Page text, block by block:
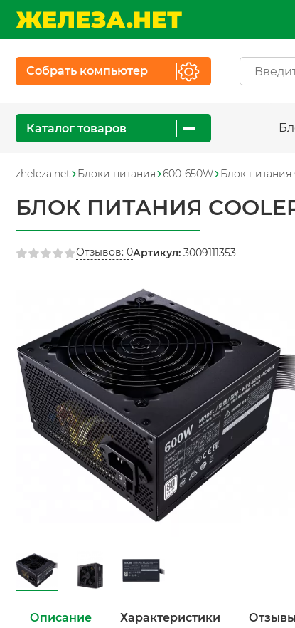
Собрать компьютер
Каталог товаров
zheleza.net Блоки питания 600-650W Блок питания
БЛОК ПИТАНИЯ COOLER
Отзывов: 0Артикул: 3009111353
Описание Характеристики